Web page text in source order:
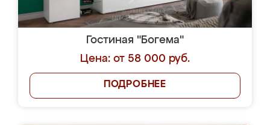
Гостиная "Богема"
Цена: от 58 000 руб.
ПОДРОБНЕЕ